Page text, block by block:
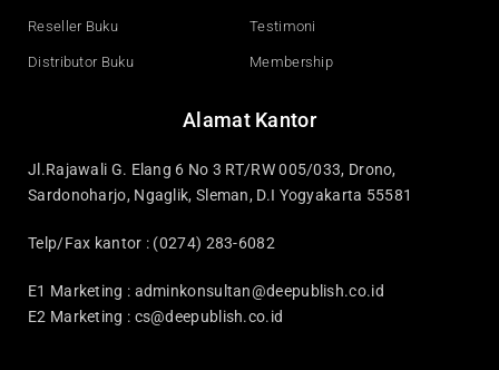
Reseller Buku
Distributor Buku
Testimoni
Membership
Alamat Kantor
Jl.Rajawali G. Elang 6 No 3 RT/RW 005/033, Drono,
Sardonoharjo, Ngaglik, Sleman, D.I Yogyakarta 55581
Telp/Fax kantor : (0274) 283-6082
E1 Marketing : adminkonsultan@deepublish.co.id
E2 Marketing : cs@deepublish.co.id